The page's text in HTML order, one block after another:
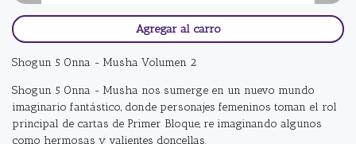
Agregar al carro
Shogun 5 Onna - Musha Volumen 2
Shogun 5 Onna - Musha nos sumerge en un nuevo mundo
imaginario fantástico, donde personajes femeninos toman el rol
principal de cartas de Primer Bloque, re imaginando algunos
como hermosas y valientes doncellas.